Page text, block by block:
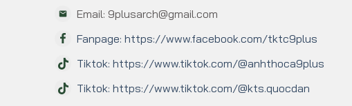
Email: 9plusarch@gmail.com
Fanpage: https://www.facebook.com/tktc9plus
Tiktok: https://www.tiktok.com/@anhthoca9plus
Tiktok: https://www.tiktok.com/@kts.quocdan